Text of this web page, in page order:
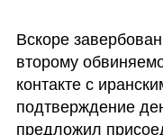
Вскоре
второму
контакте с
подтверждение
предложил